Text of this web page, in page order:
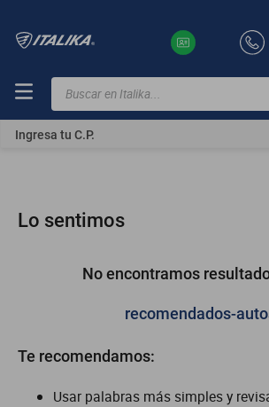
Buscar en Italika...
Ingresa tu C.P.
Lo sentimos
No encontramos
recomendados-
Te recomendamos:
Usar palabras más simples y
TÉRMINOS
MÁS
250z
vortex
300z